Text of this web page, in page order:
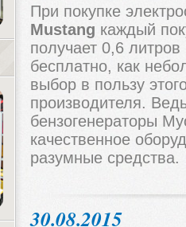
При покупке
Mustang каждый
получает 0,6
бесплатно, как
выбор в пользу
производителя.
бензогенераторы
качественное
разумные средства.
30.08.2015